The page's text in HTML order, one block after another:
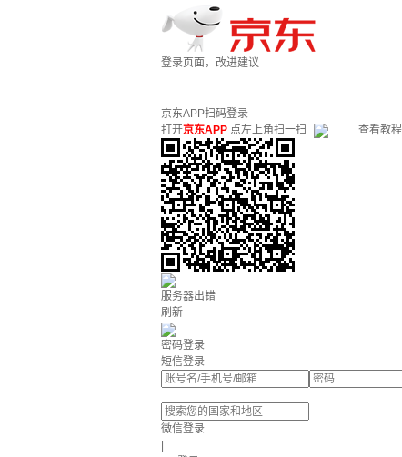
登录页面，改进建议
京东APP扫码登录
打开京东APP 点左上角扫一扫 查看教程
服务器出错
刷新
密码登录
短信登录
微信登录